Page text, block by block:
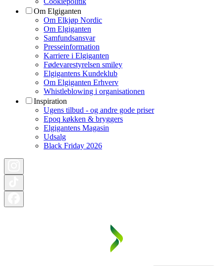
Om Elgiganten
Om Elkjøp Nordic
Om Elgiganten
Samfundsansvar
Presseinformation
Karriere i Elgiganten
Fødevarestyrelsen smiley
Elgigantens Kundeklub
Om Elgiganten Erhverv
Whistleblowing i organisationen
Inspiration
Ugens tilbud - og andre gode priser
Epoq køkken & bryggers
Elgigantens Magasin
Udsalg
Black Friday 2026